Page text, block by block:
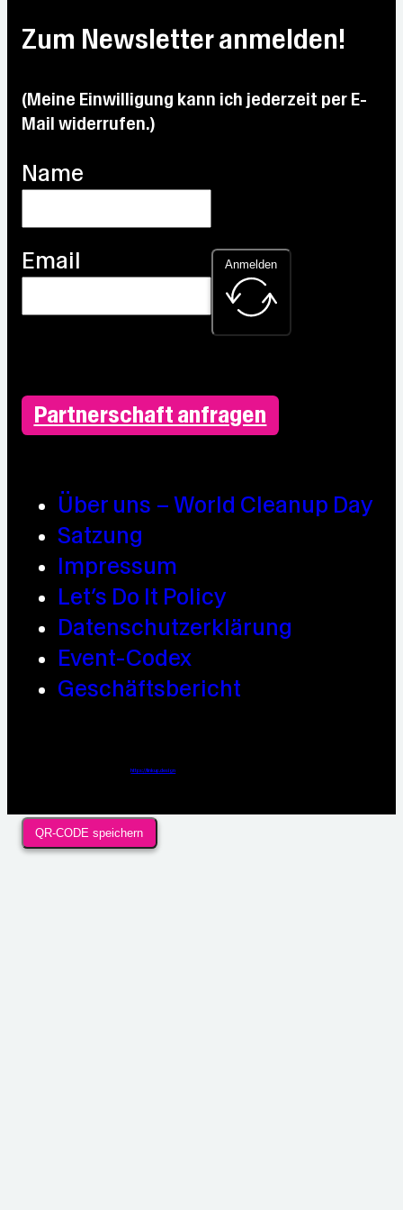
°C
31.3
°C
28.9
24.7
°C
Partnerschaft anfragen
Über uns – World Cleanup Day
Satzung
Impressum
Let’s Do It Policy
Datenschutzerklärung
Event-Codex
Geschäftsbericht
Zum Newsletter anmelden!
(Meine Einwilligung kann ich jederzeit per E-
Mail widerrufen.)
Name
Email Anmelden
https://linkup.design
QR-CODE speichern